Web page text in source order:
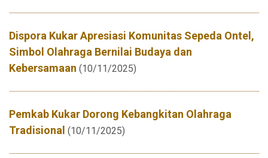
Dispora Kukar Apresiasi Komunitas Sepeda Ontel,
Simbol Olahraga Bernilai Budaya dan
Kebersamaan (10/11/2025)
Pemkab Kukar Dorong Kebangkitan Olahraga
Tradisional (10/11/2025)